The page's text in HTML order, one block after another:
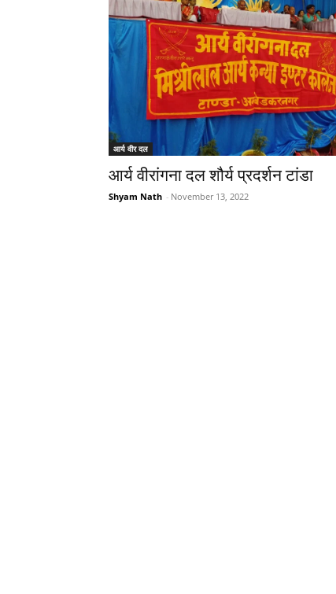
आर्य वीर दल
आर्य वीरांगना दल शौर्य प्रदर्शन टांडा
Shyam Nath - November 13, 2022